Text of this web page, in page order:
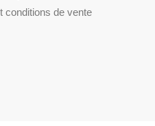
conditions de vente